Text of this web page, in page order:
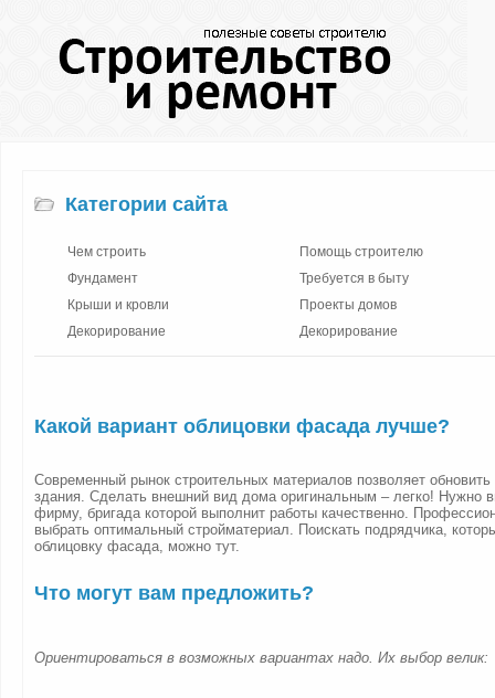
Категории сайта
Чем строить
Фундамент
Крыши и кровли
Декорирование
Помощь строителю
Требуется в быту
Проекты домов
Декорирование
Какой вариант облицовки фасада лучше?
Современный рынок строительных материалов позволяет
здания. Сделать внешний вид дома оригинальным – легко! Нужно
фирму, бригада которой выполнит работы качественно.
выбрать оптимальный стройматериал. Поискать подрядчика,
облицовку фасада, можно тут.
Что могут вам предложить?
Ориентироваться в возможных вариантах надо. Их выбор велик: